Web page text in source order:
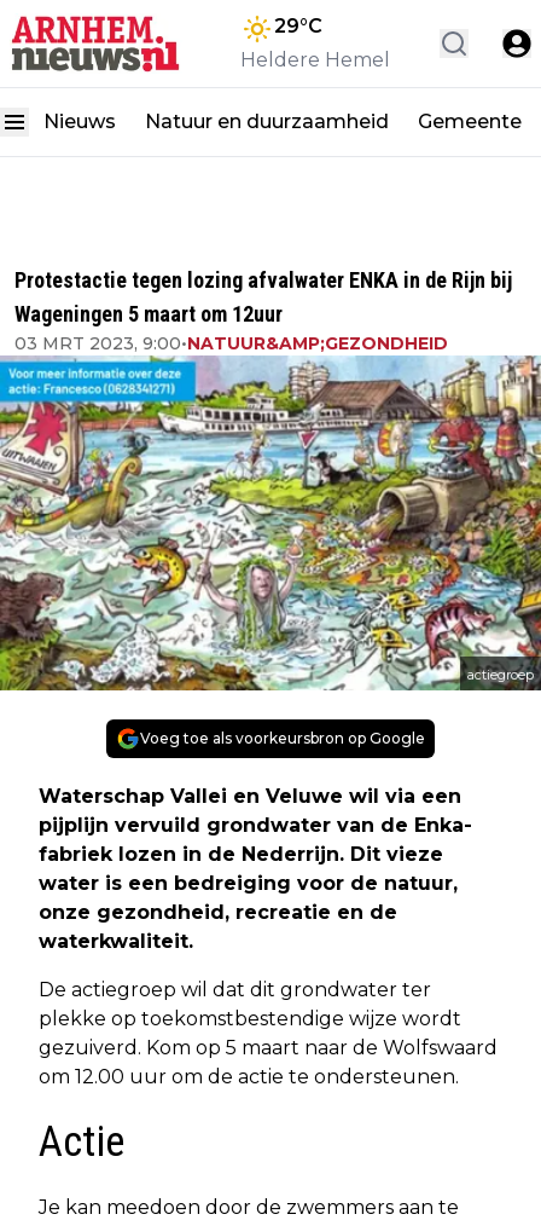
29°C
Heldere Hemel
Nieuws Natuur en duurzaamheid Gemeente
Protestactie tegen lozing afvalwater ENKA in de Rijn bij
Wageningen 5 maart om 12uur
03 MRT 2023, 9:00•NATUUR&AMP;GEZONDHEID
actiegroep
Voeg toe als voorkeursbron op Google
Waterschap Vallei en Veluwe wil via een
pijplijn vervuild grondwater van de Enka-
fabriek lozen in de Nederrijn. Dit vieze
water is een bedreiging voor de natuur,
onze gezondheid, recreatie en de
waterkwaliteit.
De actiegroep wil dat dit grondwater ter
plekke op toekomstbestendige wijze wordt
gezuiverd. Kom op 5 maart naar de Wolfswaard
om 12.00 uur om de actie te ondersteunen.
Actie
Je kan meedoen door de zwemmers aan te